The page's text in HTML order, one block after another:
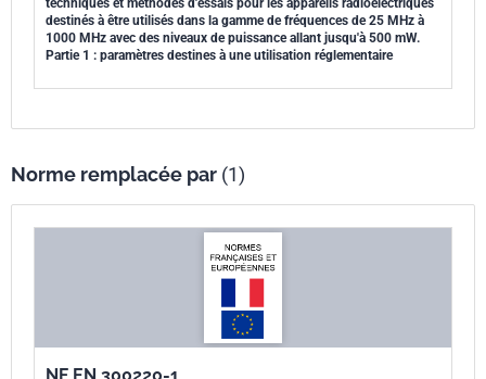
techniques et méthodes d'essais pour les appareils radioélectriques
destinés à être utilisés dans la gamme de fréquences de 25 MHz à
1000 MHz avec des niveaux de puissance allant jusqu'à 500 mW.
Partie 1 : paramètres destines à une utilisation réglementaire
Norme remplacée par (1)